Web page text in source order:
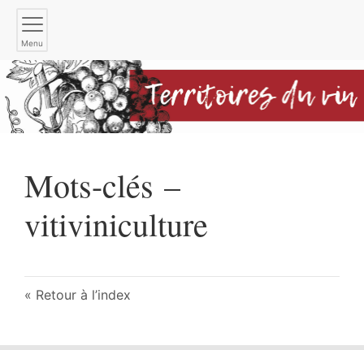
Menu
Mots-clés –
vitiviniculture
Retour à l’index